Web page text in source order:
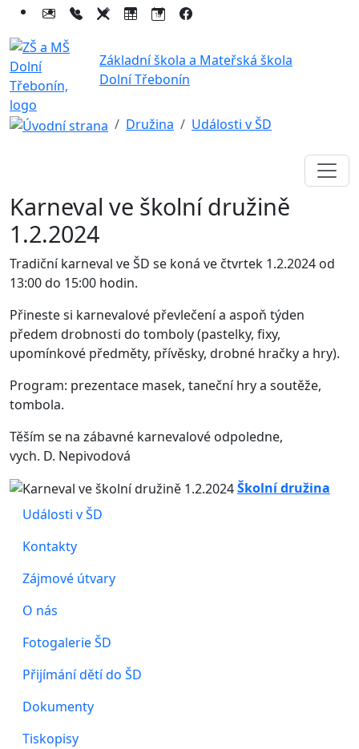
Základní škola a Mateřská škola
Dolní Třebonín
Družina Události v ŠD
Karneval ve školní družině
1.2.2024
Tradiční karneval ve ŠD se koná ve čtvrtek 1.2.2024 od
13:00 do 15:00 hodin.
Přineste si karnevalové převlečení a aspoň týden
předem drobnosti do tomboly (pastelky, fixy,
upomínkové předměty, přívěsky, drobné hračky a hry).
Program: prezentace masek, taneční hry a soutěže,
tombola.
Těším se na zábavné karnevalové odpoledne,
vych. D. Nepivodová
Školní družina
Události v ŠD
Kontakty
Zájmové útvary
O nás
Fotogalerie ŠD
Přijímání dětí do ŠD
Dokumenty
Tiskopisy